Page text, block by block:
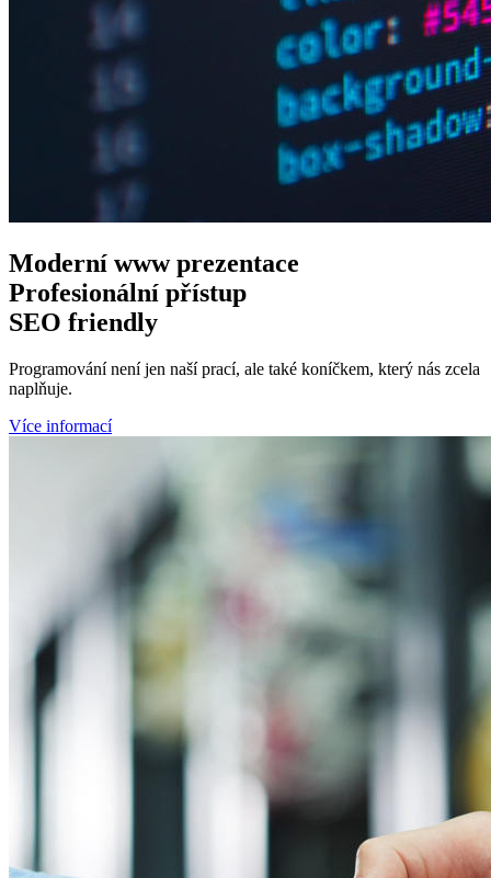
Moderní wwwprezentace
Profesionálnípřístup
SEOfriendly
Programování není jen naší prací, ale také koníčkem, který nás zcela
naplňuje.
Více informací